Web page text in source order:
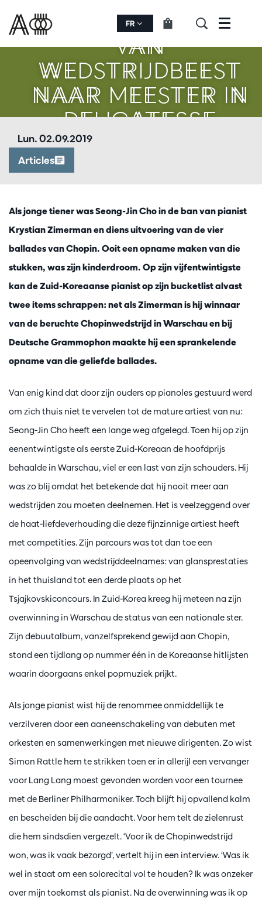
FR Menu
VAN
WEDSTRIJDBEEST
NAAR MEESTER IN
DELICATESSE
Articles
Lun. 02.09.2019
Als jonge tiener was Seong-Jin Cho in de ban van pianist
Krystian Zimerman en diens uitvoering van de vier
ballades van Chopin. Ooit een opname maken van die
stukken, was zijn kinderdroom. Op zijn vijfentwintigste
kan de Zuid-Koreaanse pianist op zijn bucketlist alvast
twee items schrappen: net als Zimerman is hij winnaar
van de beruchte Chopinwedstrijd in Warschau en bij
Deutsche Grammophon maakte hij een sprankelende
opname van die geliefde ballades.
Van enig kind dat door zijn ouders op pianoles gestuurd werd
om zich thuis niet te vervelen tot de mature artiest van nu:
Seong-Jin Cho heeft een lange weg afgelegd. Toen hij op zijn
eenentwintigste als eerste Zuid-Koreaan de hoofdprijs
behaalde in Warschau, viel er een last van zijn schouders. Hij
was zo blij omdat het betekende dat hij nooit meer aan
wedstrijden zou moeten deelnemen. Het is veelzeggend over
de haat-liefdeverhouding die deze fijnzinnige artiest heeft
met competities. Zijn parcours was tot dan toe een
opeenvolging van wedstrijddeelnames: van glansprestaties
in het thuisland tot een derde plaats op het
Tsjajkovskiconcours. In Zuid-Korea kreeg hij meteen na zijn
overwinning in Warschau de status van een nationale ster.
Zijn debuutalbum, vanzelfsprekend gewijd aan Chopin,
stond een tijdlang op nummer één in de Koreaanse hitlijsten
waarin doorgaans enkel popmuziek prijkt.
Als jonge pianist wist hij de renommee onmiddellijk te
verzilveren door een aaneenschakeling van debuten met
orkesten en samenwerkingen met nieuwe dirigenten. Zo wist
Simon Rattle hem te strikken toen er in allerijl een vervanger
voor Lang Lang moest gevonden worden voor een tournee
met de Berliner Philharmoniker. Toch blijft hij opvallend kalm
en bescheiden bij die aandacht. Voor hem telt de zielenrust
die hem sindsdien vergezelt. ‘Voor ik de Chopinwedstrijd
won, was ik vaak bezorgd’, vertelt hij in een interview. ‘Was ik
wel in staat om een solorecital vol te houden? Ik was onzeker
over mijn toekomst als pianist. Na de overwinning was ik op